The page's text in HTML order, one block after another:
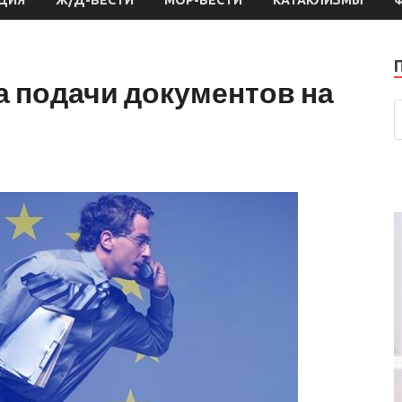
подачи документов на